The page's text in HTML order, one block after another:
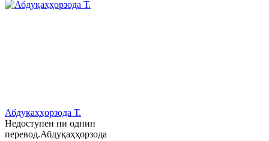
Абдуқаҳҳорзода Т.
Недоступен ни однин
перевод.Абдуқаҳҳорзода